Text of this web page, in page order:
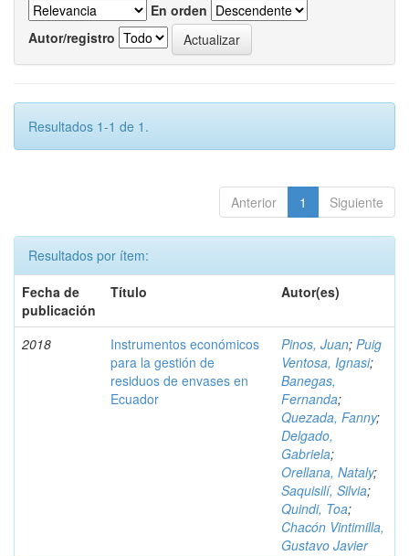
En orden
Autor/registro
Resultados 1-1 de 1.
Anterior 1 Siguiente
Resultados por ítem:
Fecha de
publicación
Título Autor(es)
2018
Instrumentos económicos
para la gestión de
residuos de envases en
Ecuador
Pinos, Juan; Puig
Ventosa, Ignasi;
Banegas,
Fernanda;
Quezada, Fanny;
Delgado,
Gabriela;
Orellana, Nataly;
Saquisilí, Silvia;
Quindi, Toa;
Chacón Vintimilla,
Gustavo Javier